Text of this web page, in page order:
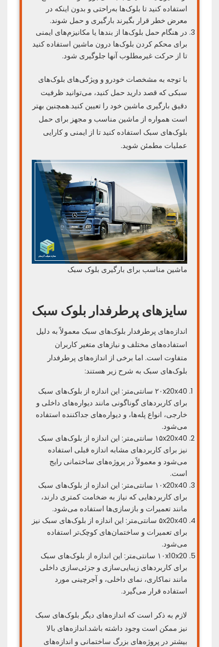
استفاده کنید تا بلوک‌ها به‌راحتی و بدون اینکه در
معرض خطر قرار بگیرند بارگیری و حمل شوند.
در هنگام حمل بلوک‌ها از بندها یا مکانیزم‌های ایمنی
برای محکم کردن بلوک‌ها درون ماشین استفاده کنید
تا از حرکت غیرمطلوب آنها جلوگیری شود.
با توجه به مشخصات خودرو و ویژگی‌های بلوک‌های
سبکی که قصد دارید حمل کنید، می‌توانید ظرفیت
دقیق بارگیری ماشین خود را تعیین کنید.همچنین بهتر
است همواره از ماشین مناسب و مجهز برای حمل
بلوک‌های سبک استفاده کنید تا از ایمنی و کارایی
عملیات مطمئن شوید.
ماشین مناسب برای بارگیری بلوک سبک
سایزهای پرطرفدار بلوک سبک
اندازه‌های پرطرفدار بلوک‌های سبک معمولاً به دلیل
استفاده‌های مختلف و نیازهای متغیر کاربران
متفاوت است. اما برخی از اندازه‌های پرطرفدار
بلوک‌های سبک به شرح زیر هستند:
۲۰x20x40 سانتی‌متر: این اندازه از بلوک‌های سبک
برای کاربردهای گوناگونی مانند دیواره‌های داخلی و
خارجی، انواع پله‌ها، و دیواره‌های جداکننده استفاده
می‌شود.
۱۵x20x40 سانتی‌متر: این اندازه از بلوک‌های سبک
نیز برای کاربردهای مشابه اندازه قبلی استفاده
می‌شود و معمولاً در پروژه‌های ساختمانی رایج
است.
۱۰x20x40 سانتی‌متر: این اندازه از بلوک‌های سبک
برای کاربردهایی که نیاز به ضخامت کمتری دارند،
مانند تعمیرات و بازسازی‌ها استفاده می‌شود.
۵x20x40 سانتی‌متر: این اندازه از بلوک‌های سبک نیز
برای تعمیرات و ساختمان‌های کوچک‌تر استفاده
می‌شود.
۱۰x10x20 سانتی‌متر: این اندازه از بلوک‌های سبک
برای کاربردهای زیبایی‌سازی و جزئی‌سازی داخلی
مانند نما‌کاری، نمای داخلی، و آجرچینی مورد
استفاده قرار می‌گیرد.
لازم به ذکر است که اندازه‌های دیگر بلوک‌های سبک
نیز ممکن است وجود داشته باشد.اندازه‌های بالا
بیشتر در پروژه‌های بزرگ ساختمانی و اندازه‌های